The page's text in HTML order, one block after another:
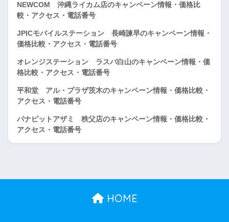
NEWCOM 沖縄ライカム店のキャンペーン情報・価格比
較・アクセス・電話番号
JPICモバイルステーション 長崎諫早のキャンペーン情報・
価格比較・アクセス・電話番号
オレンジステーション ラスパ白山のキャンペーン情報・価
格比較・アクセス・電話番号
平和堂 アル・プラザ茨木のキャンペーン情報・価格比較・
アクセス・電話番号
パナピットアザミ 秩父店のキャンペーン情報・価格比較・
アクセス・電話番号
HOME